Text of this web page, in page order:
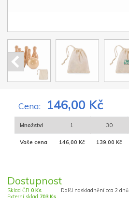
Cena: 146,00 Kč
Množství 1 30
Vaše cena 146,00 Kč 139,00 Kč
Dostupnost
Sklad ČR 0 Ks
Další naskladnění cca 2 dnů